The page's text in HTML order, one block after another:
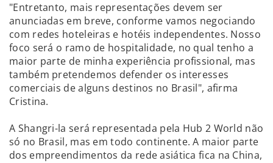
"Entretanto, mais representações devem ser
anunciadas em breve, conforme vamos negociando
com redes hoteleiras e hotéis independentes. Nosso
foco será o ramo de hospitalidade, no qual tenho a
maior parte de minha experiência profissional, mas
também pretendemos defender os interesses
comerciais de alguns destinos no Brasil", afirma
Cristina.
A Shangri-la será representada pela Hub 2 World não
só no Brasil, mas em todo continente. A maior parte
dos empreendimentos da rede asiática fica na China,